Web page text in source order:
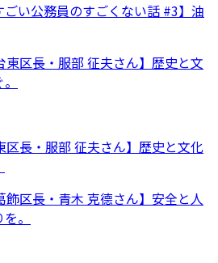
い公務員のすごくない話 #3】油
区長・服部 征夫さん】歴史と文化